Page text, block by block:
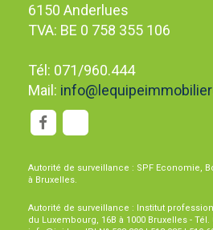
6150 Anderlues
TVA: BE 0 758 355 106
Tél: 071/960.444
Mail:
Autorité de surveillance : SPF Economie,
à Bruxelles.
Autorité de surveillance : Institut
du Luxembourg, 16B à 1000 Bruxelles - Tél.